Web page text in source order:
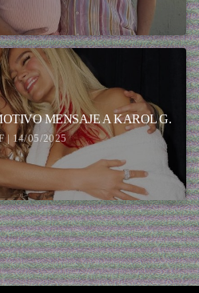
MENSAJE A KAROL G.
| 14/05/2025